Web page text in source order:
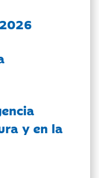
y en la